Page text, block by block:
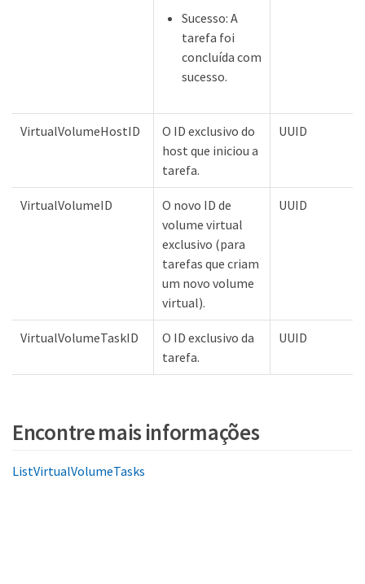
Sucesso: A
tarefa foi
concluída com
sucesso.
VirtualVolumeHostID
O ID exclusivo do
host que iniciou a
tarefa.
UUID
VirtualVolumeID
O novo ID de
volume virtual
exclusivo (para
tarefas que criam
um novo volume
virtual).
UUID
VirtualVolumeTaskID
O ID exclusivo da
tarefa.
UUID
Encontre mais informações
ListVirtualVolumeTasks